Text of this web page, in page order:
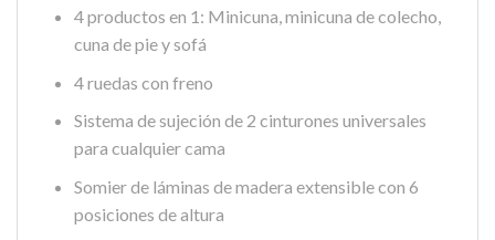
4 productos en 1: Minicuna, minicuna de colecho,
cuna de pie y sofá
4 ruedas con freno
Sistema de sujeción de 2 cinturones universales
para cualquier cama
Somier de láminas de madera extensible con 6
posiciones de altura